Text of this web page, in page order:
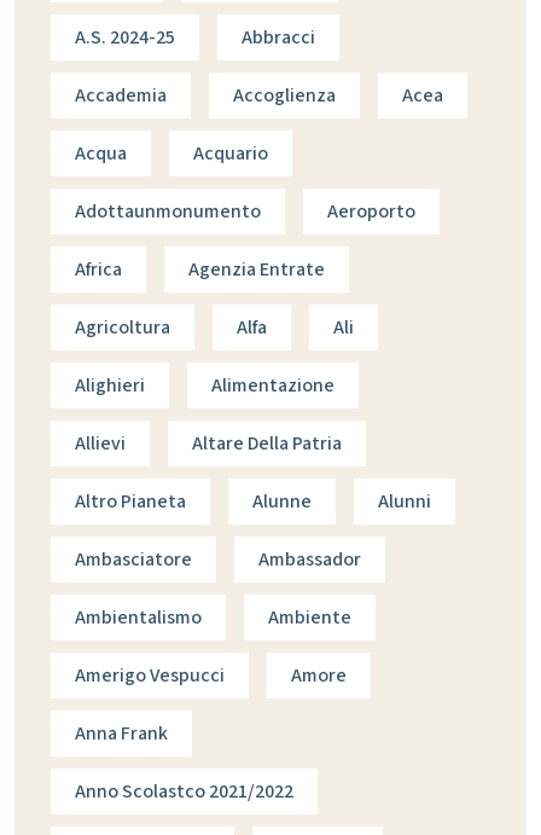
A.s. 2024-25 Abbracci
Accademia Accoglienza Acea
Acqua Acquario
Adottaunmonumento Aeroporto
Africa Agenzia Entrate
Agricoltura Alfa Ali
Alighieri Alimentazione
Allievi Altare Della Patria
Altro Pianeta Alunne Alunni
Ambasciatore Ambassador
Ambientalismo Ambiente
Amerigo Vespucci Amore
Anna Frank
Anno Scolastco 2021/2022